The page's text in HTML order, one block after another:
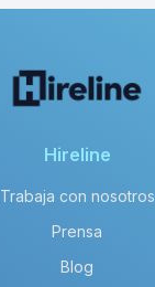
Hireline
Trabaja con nosotros
Prensa
Blog